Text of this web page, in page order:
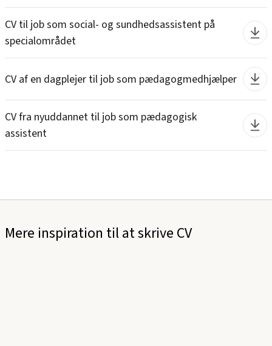
CV til job som social- og sundhedsassistent på
specialområdet
CV af en dagplejer til job som pædagogmedhjælper
CV fra nyuddannet til job som pædagogisk
assistent
Mere inspiration til at skrive CV